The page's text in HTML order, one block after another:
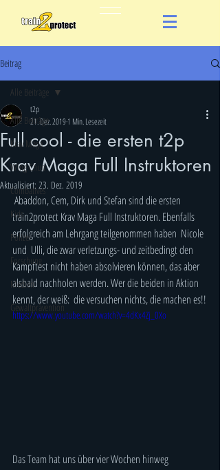
Beitrag
Alle Beiträge
Krav Maga
Wing Chun
Combatives
Kids
Polizei
Forschung
Medien
Gewaltprävention
Alle Beiträge
Full cool - die ersten t2p
Krav Maga Full Instruktoren
t2p
21. Dez. 20191 Min. Lesezeit
Aktualisiert: 23. Dez. 2019
train2protect Krav Maga Full Instruktoren. Ebenfalls
erfolgreich am Lehrgang teilgenommen haben  Nicole
und  Ulli, die zwar verletzungs- und zeitbedingt den
Kampftest nicht haben absolvieren können, das aber
alsbald nachholen werden. Wer die beiden in Aktion
kennt, der weiß:  die versuchen nichts, die machen es!!
https://www.youtube.com/watch?v=4dKx4Zj_0Xo
Das Team hat uns über vier Wochen hinweg